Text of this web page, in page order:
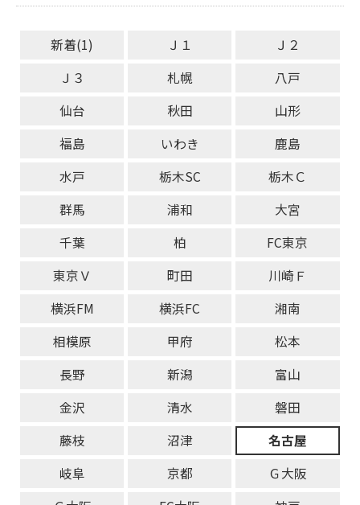
新着(1) Ｊ１
Ｊ２
Ｊ３
札幌
八戸
仙台
秋田
山形
福島
いわき
鹿島
水戸
栃木SC
栃木Ｃ
群馬
浦和
大宮
千葉
柏
FC東京
東京Ｖ
町田
川崎Ｆ
横浜FM
横浜FC
湘南
相模原
甲府
松本
長野
新潟
富山
金沢
清水
磐田
藤枝
沼津
名古屋
岐阜
京都
Ｇ大阪